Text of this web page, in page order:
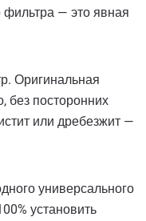
фильтра — это явная
Оригинальная
без посторонних
или дребезжит —
универсального
установить